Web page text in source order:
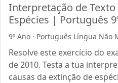
Interpretação de
Espécies | Português
9º Ano · Português Língua Não
Resolve este exercício do
de 2010. Testa a tua
causas da extinção de